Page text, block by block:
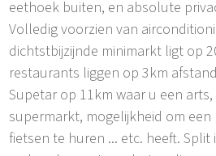
eethoek buiten, en absolute
Volledig voorzien van
dichtstbijzijnde minimarkt ligt op
restaurants liggen op 3km
Supetar op 11km waar u een
supermarkt, mogelijkheid om
fietsen te huren ... etc. heeft. Split